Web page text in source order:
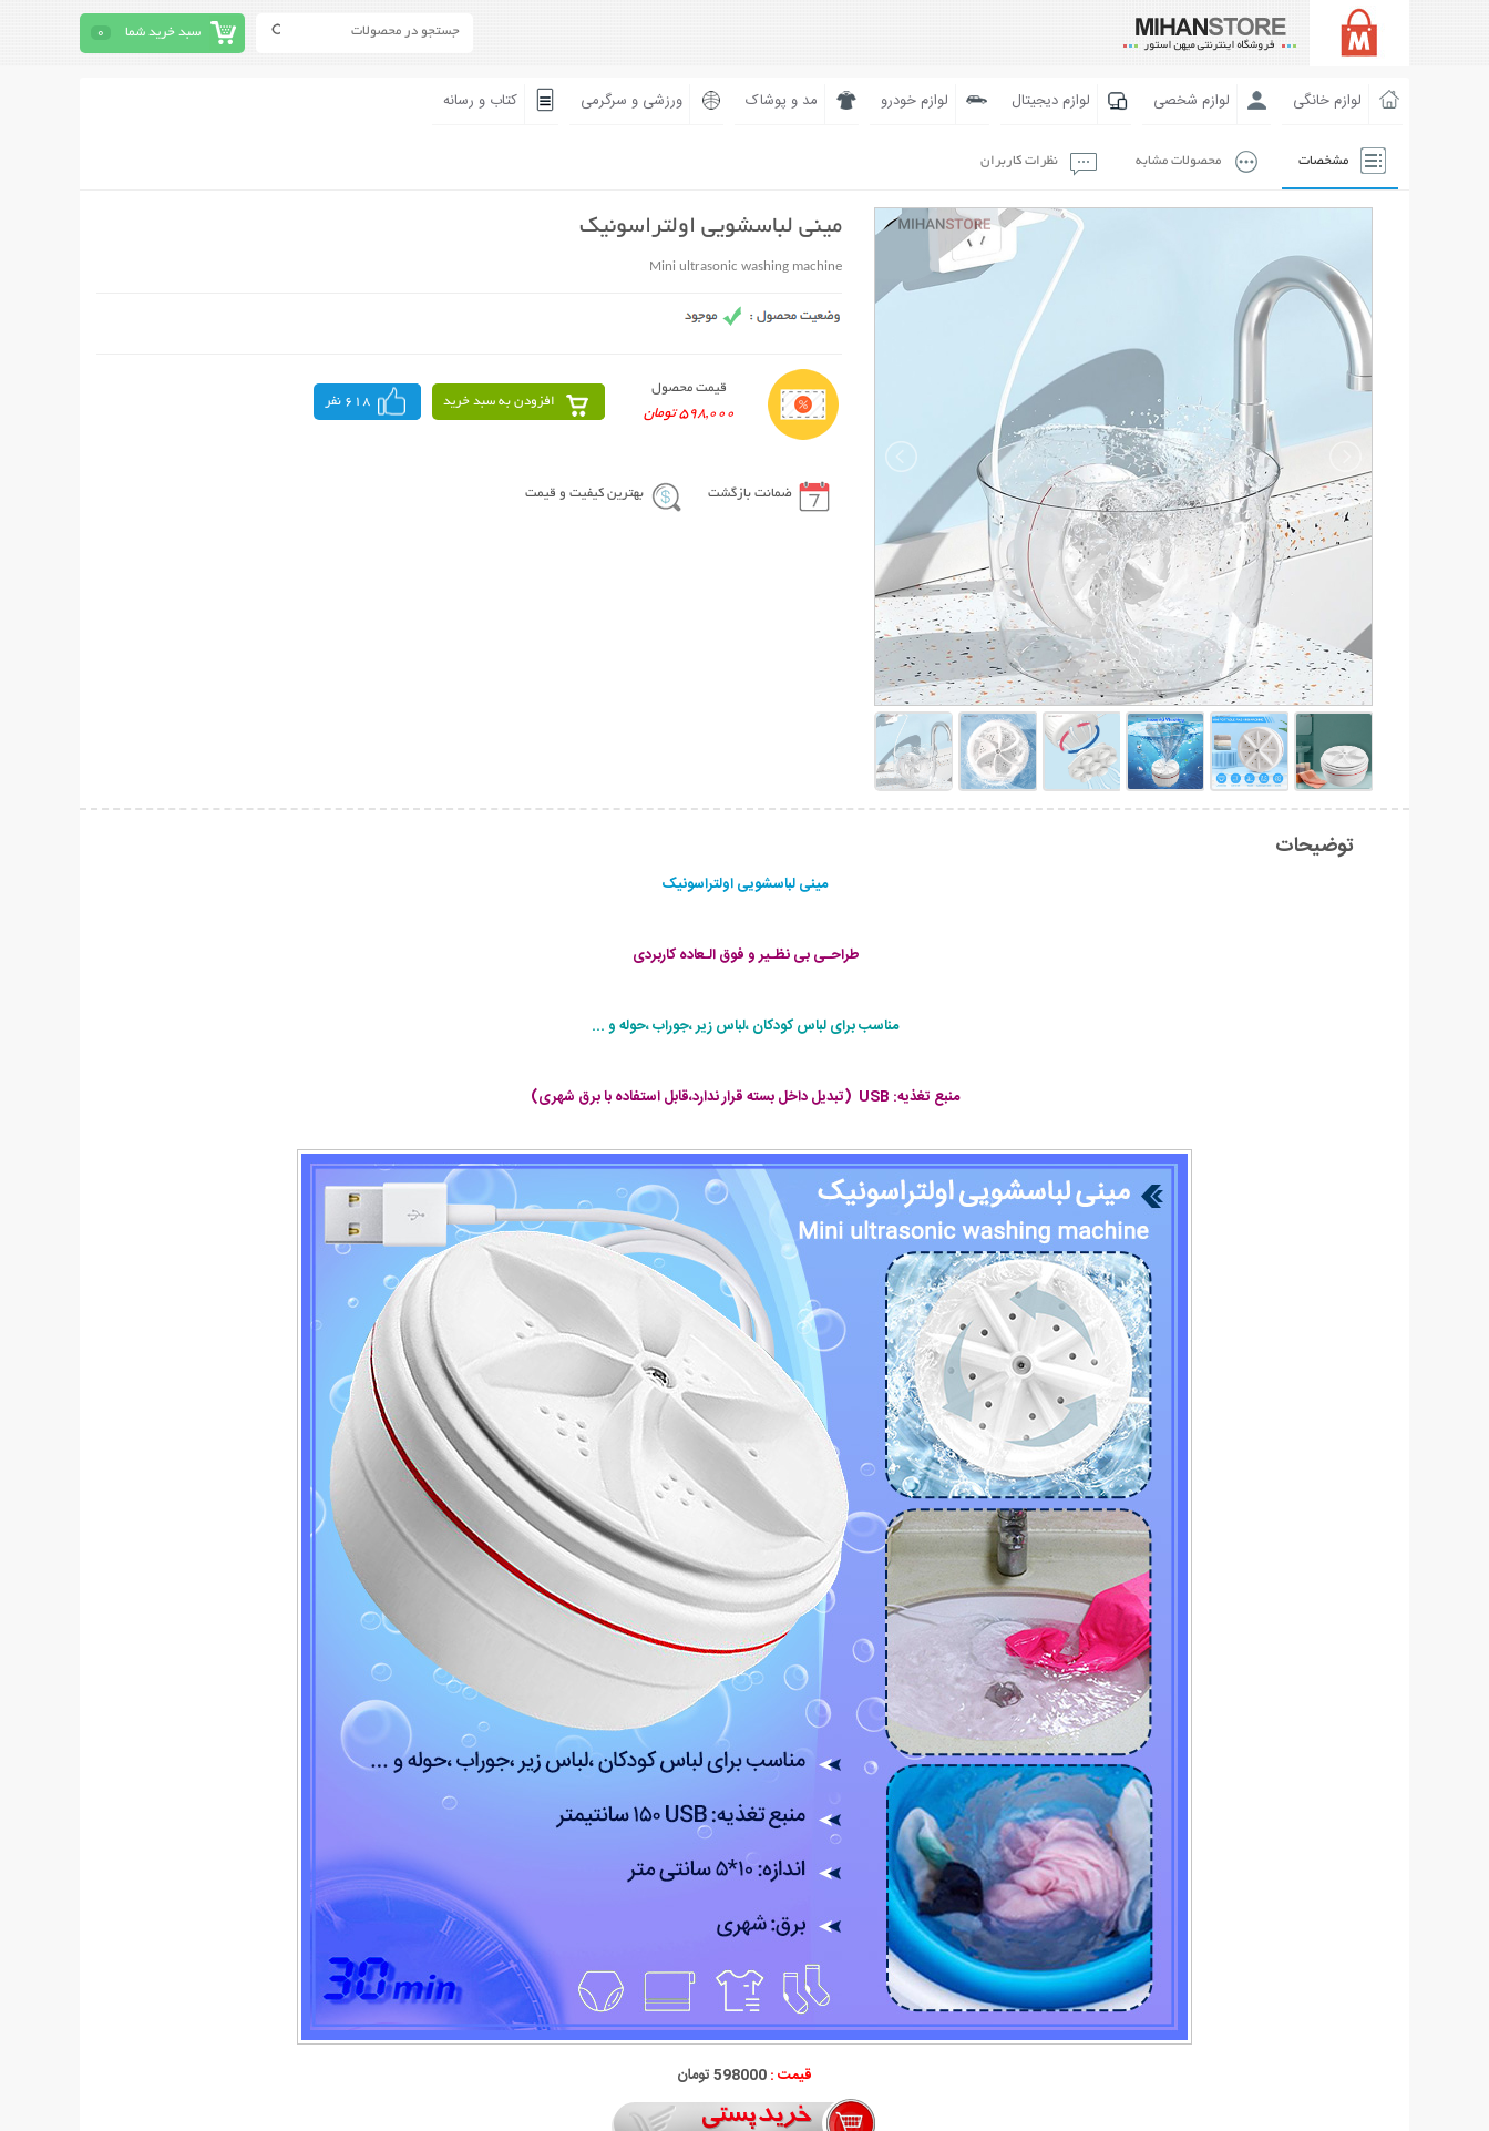
سبد خرید شما 0
لوازم خانگی لوازم شخصی لوازم دیجیتال لوازم خودرو مد و پوشاک ورزشی و سرگرمی کتاب و رسانه
مشخصات محصولات مشابه نظرات کاربران
مینی لباسشویی اولتراسونیک
Mini ultrasonic washing machine
قیمت محصول
598,000 تومان
افزودن به سبد خرید 618 نفر
ضمانت بازگشت بهترین کیفیت و قیمت
توضیحات
مینی لباسشویی اولتراسونیک
طراحـی بی نظـیر و فوق الـعاده کاربردی
مناسب برای لباس کودکان ،لباس زیر ،جوراب ،حوله و ...
منبع تغذیه: USB (تبدیل داخل بسته قرار ندارد،قابل استفاده با برق شهری)
قیمت :598000 تومان